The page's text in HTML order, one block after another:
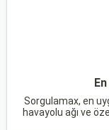
Sorgulamax, en
havayolu ağı ve